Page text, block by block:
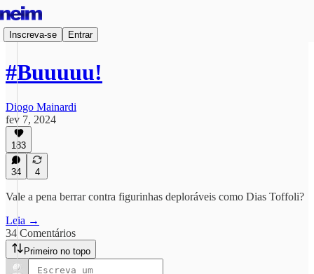
Inscreva-se Entrar
#Buuuuu!
Diogo Mainardi
fev 7, 2024
183
34 4
Vale a pena berrar contra figurinhas deploráveis como Dias Toffoli?
Leia →
34 Comentários
Primeiro no topo